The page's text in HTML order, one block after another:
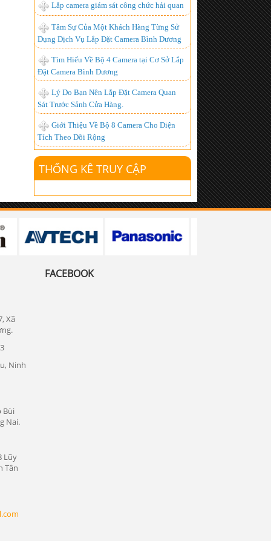
Chuyên Lắp đặt camera tại kcn đồng nai
- chất lượng nhất
Lắp đặt camera quan sát giá rẻ tại Đồng
Nai
Camera IP là gì? Ưu điểm của camera ip?
lắp đặt camera giá rẻ tphcm, lắp đặt
camera tphcm
Lắp đặt truyền hình k+, Lắp đặt k+
Lắp đặt camera tại công ty ValiExo
Lắp Đặt Camera công ty S.G tại Bình
Lắp đặt camera tại bình dương
Lắp Đặt Camera Bình Dương
Lắp đặt camera quan sát tại quận Thủ
Lắp camera giám sát công chức hải quan
Tâm Sự Của Một Khách Hàng Từng Sử
Dụng Dịch Vụ Lắp Đặt Camera Bình Dương
Tìm Hiểu Về Bộ 4 Camera tại Cơ Sở Lắp
Đặt Camera Bình Dương
Lý Do Bạn Nên Lắp Đặt Camera Quan
Sát Trước Sảnh Cửa Hàng.
Giới Thiệu Về Bộ 8 Camera Cho Diện
Tích Theo Dõi Rộng
THỐNG KÊ TRUY CẬP
Xã
Ninh
Bùi
Nai.
Lũy
Tân
FACEBOOK